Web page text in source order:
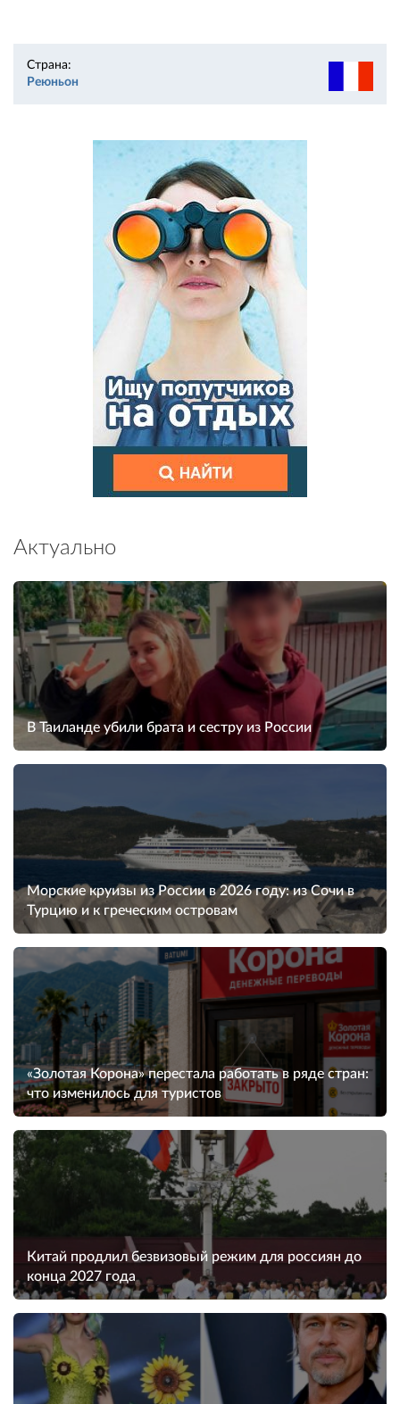
Страна:
Реюньон
Актуально
В Таиланде убили брата и сестру из России
Морские круизы из России в 2026 году: из Сочи в
Турцию и к греческим островам
«Золотая Корона» перестала работать в ряде стран:
что изменилось для туристов
Китай продлил безвизовый режим для россиян до
конца 2027 года